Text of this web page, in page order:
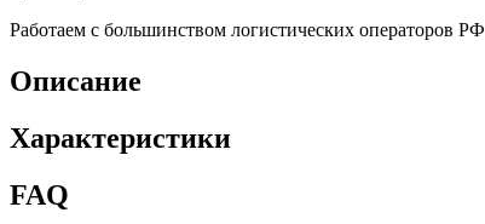
Работаем с большинством логистических операторов РФ
Описание
Характеристики
FAQ